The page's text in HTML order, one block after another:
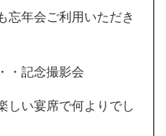
年会ご利用いただき
・記念撮影会
い宴席で何よりでし